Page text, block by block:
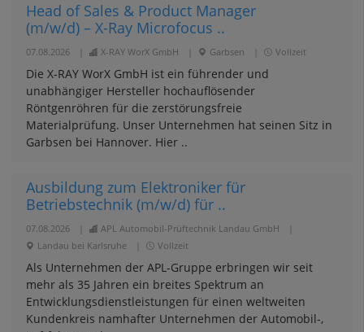
Head of Sales & Product Manager
(m/w/d) – X-Ray Microfocus ..
07.08.2026 X-RAY WorX GmbH Garbsen Vollzeit
Die X-RAY WorX GmbH ist ein führender und
unabhängiger Hersteller hochauflösender
Röntgenröhren für die zerstörungsfreie
Materialprüfung. Unser Unternehmen hat seinen Sitz in
Garbsen bei Hannover. Hier ..
Ausbildung zum Elektroniker für
Betriebstechnik (m/w/d) für ..
07.08.2026 APL Automobil-Prüftechnik Landau GmbH
Landau bei Karlsruhe
Vollzeit
Als Unternehmen der APL-Gruppe erbringen wir seit
mehr als 35 Jahren ein breites Spektrum an
Entwicklungsdienstleistungen für einen weltweiten
Kundenkreis namhafter Unternehmen der Automobil-,